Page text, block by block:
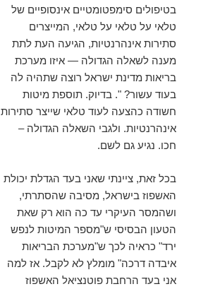
בטיפולים סימפטומטיים אינסופיים של
טלאי על טלאי על טלאי, המייצרים
סתירות אינהרנטיות, הגיעה העת לתת
מענה לשאלה הגדולה — איזו מערכת
בריאות מדינת ישראל רוצה שתהיה לה
בעוד עשור? ". בדיוק. תוספת מיטות
חשודה כהצעה לעוד טלאי שייצר סתירות
אינהרנטיות. ולגבי השאלה הגדולה –
חכו. נגיע גם לשם.
בכל זאת, ציינתי שאני בעד הגדלת יכולת
האשפוז בישראל, מסיבה שהסתרתי,
ושהמסר העיקרי עד כה הוא רק שאת
הטעון הבסיסי ש"מספר המיטות לנפש
ירד" כראיה לכך ש"מערכת הבריאות
איבדה דרכה" מומלץ לא לקבל. אז למה
אני בעד הרחבת פוטנציאל האשפוז